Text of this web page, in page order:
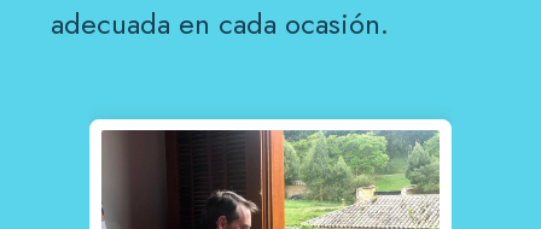
adecuada en cada ocasión.